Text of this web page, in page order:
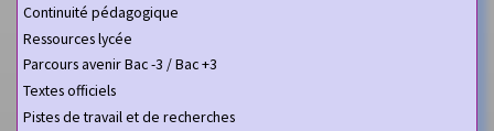
Continuité pédagogique
Ressources lycée
Parcours avenir Bac -3 / Bac +3
Textes officiels
Pistes de travail et de recherches